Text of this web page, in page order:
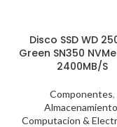
Disco SSD WD
Green SN350
2400MB/S
Componentes,
Almacenamiento
Computacion &